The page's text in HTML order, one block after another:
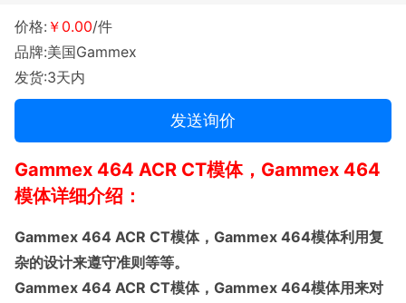
价格: ￥0.00/件
品牌:美国Gammex
发货:3天内
发送询价
Gammex 464 ACR CT模体，Gammex 464
模体详细介绍：
Gammex 464 ACR CT模体，Gammex 464模体利用复
杂的设计来遵守准则等等。
Gammex 464 ACR CT模体，Gammex 464模体用来对